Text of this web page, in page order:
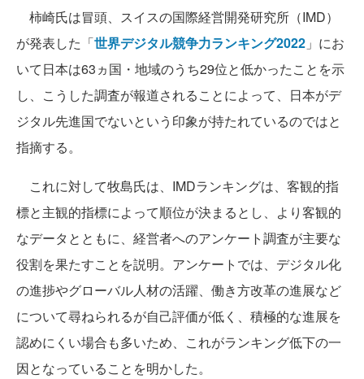
柿崎氏は冒頭、スイスの国際経営開発研究所（IMD）
が発表した「世界デジタル競争力ランキング2022 」にお
いて日本は63ヵ国・地域のうち29位と低かったことを示
し、こうした調査が報道されることによって、日本がデ
ジタル先進国でないという印象が持たれているのではと
指摘する。
これに対して牧島氏は、IMDランキングは、客観的指
標と主観的指標によって順位が決まるとし、より客観的
なデータとともに、経営者へのアンケート調査が主要な
役割を果たすことを説明。アンケートでは、デジタル化
の進捗やグローバル人材の活躍、働き方改革の進展など
について尋ねられるが自己評価が低く、積極的な進展を
認めにくい場合も多いため、これがランキング低下の一
因となっていることを明かした。